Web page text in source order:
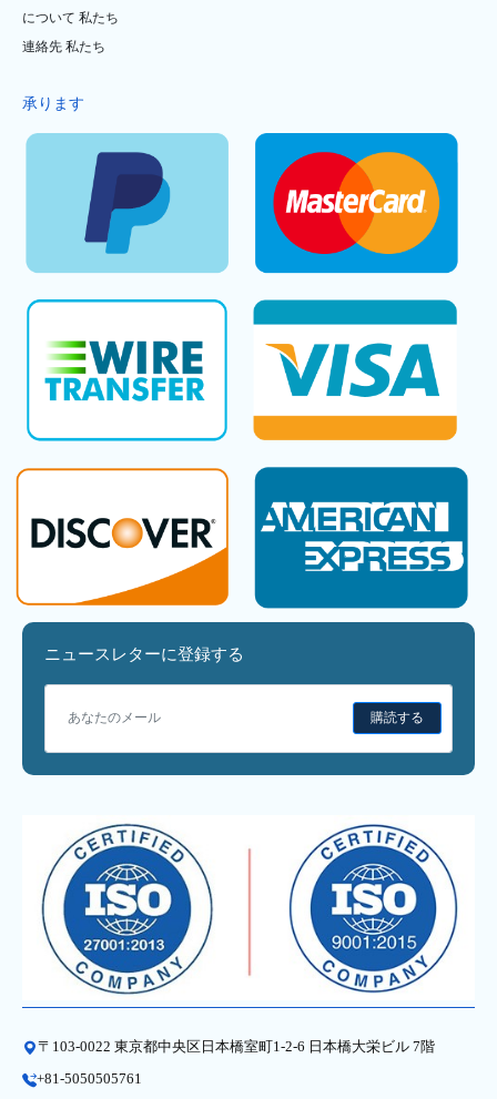
について 私たち
連絡先 私たち
承ります
ニュースレターに登録する
購読する
〒103-0022 東京都中央区日本橋室町1-2-6 日本橋大栄ビル 7階
+81-5050505761